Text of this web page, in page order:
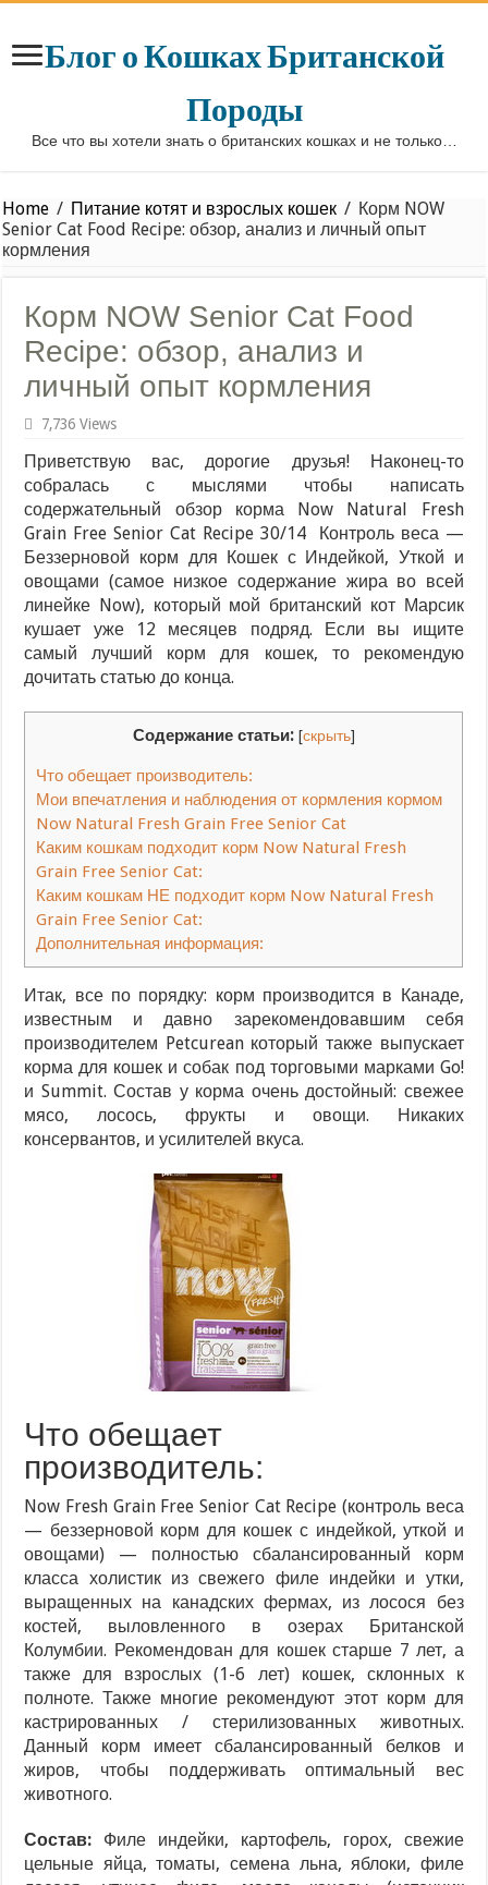
Блог о Кошках Британской
Породы
Все что вы хотели знать о британских кошках и не только…
Home / Питание котят и взрослых кошек / Корм NOW
Senior Cat Food Recipe: обзор, анализ и личный опыт
кормления
Корм NOW Senior Cat Food
Recipe: обзор, анализ и
личный опыт кормления
7,736 Views
Приветствую вас, дорогие друзья! Наконец-то
собралась с мыслями чтобы написать
содержательный обзор корма Now Natural Fresh
Grain Free Senior Cat Recipe 30/14 Контроль веса —
Беззерновой корм для Кошек с Индейкой, Уткой и
овощами (самое низкое содержание жира во всей
линейке Now), который мой британский кот Марсик
кушает уже 12 месяцев подряд. Если вы ищите
самый лучший корм для кошек, то рекомендую
дочитать статью до конца.
Содержание статьи: [скрыть]
Что обещает производитель:
Мои впечатления и наблюдения от кормления кормом
Now Natural Fresh Grain Free Senior Cat
Каким кошкам подходит корм Now Natural Fresh
Grain Free Senior Cat:
Каким кошкам НЕ подходит корм Now Natural Fresh
Grain Free Senior Cat:
Дополнительная информация:
Итак, все по порядку: корм производится в Канаде,
известным и давно зарекомендовавшим себя
производителем Petcurean который также выпускает
корма для кошек и собак под торговыми марками Go!
и Summit. Состав у корма очень достойный: свежее
мясо, лосось, фрукты и овощи. Никаких
консервантов, и усилителей вкуса.
Что обещает
производитель:
Now Fresh Grain Free Senior Cat Recipe (контроль веса
— беззерновой корм для кошек с индейкой, уткой и
овощами) — полностью сбалансированный корм
класса холистик из свежего филе индейки и утки,
выращенных на канадских фермах, из лосося без
костей, выловленного в озерах Британской
Колумбии. Рекомендован для кошек старше 7 лет, а
также для взрослых (1-6 лет) кошек, склонных к
полноте. Также многие рекомендуют этот корм для
кастрированных / стерилизованных животных.
Данный корм имеет сбалансированный белков и
жиров, чтобы поддерживать оптимальный вес
животного.
Состав: Филе индейки, картофель, горох, свежие
цельные яйца, томаты, семена льна, яблоки, филе